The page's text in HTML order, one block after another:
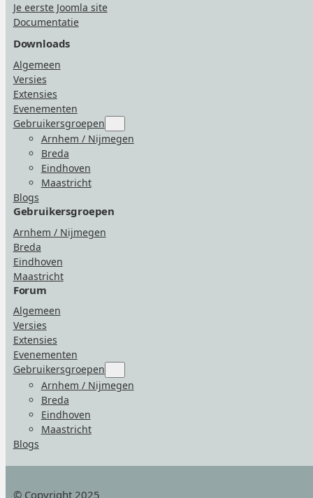
Je eerste Joomla site
Documentatie
Downloads
Algemeen
Versies
Extensies
Evenementen
Gebruikersgroepen
for
“Gebruikersgroepen”
Arnhem / Nijmegen
Breda
Eindhoven
Maastricht
Blogs
Gebruikersgroepen
Arnhem / Nijmegen
Breda
Eindhoven
Maastricht
Forum
Algemeen
Versies
Extensies
Evenementen
Gebruikersgroepen
for
“Gebruikersgroepen”
Arnhem / Nijmegen
Breda
Eindhoven
Maastricht
Blogs
© Copyright 2025